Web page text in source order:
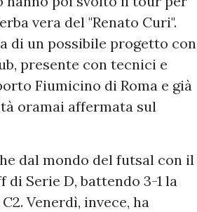
vera del "Renato Curi".
di un possibile progetto con
presente con tecnici e
Fiumicino di Roma e già
oramai affermata sul
dal mondo del futsal con il
Serie D, battendo 3-1 la
Venerdì, invece, ha